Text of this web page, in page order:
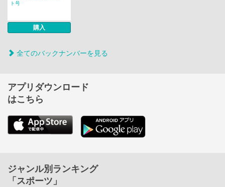
ト号
購入
全てのバックナンバーを見る
アプリダウンロード
はこちら
ジャンル別ランキング
「スポーツ」